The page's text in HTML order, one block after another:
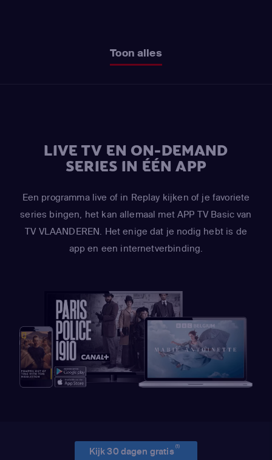
Toon alles
LIVE TV EN ON-DEMAND
SERIES IN ÉÉN APP
Een programma live of in Replay kijken of je favoriete
series bingen, het kan allemaal met APP TV Basic van
TV VLAANDEREN. Het enige dat je nodig hebt is de
app en een internetverbinding.
Kijk 30 dagen gratis(1)